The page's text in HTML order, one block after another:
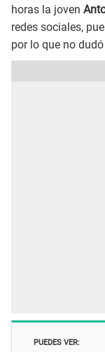
horas la joven
redes sociales,
por lo que no
PUEDES VER: